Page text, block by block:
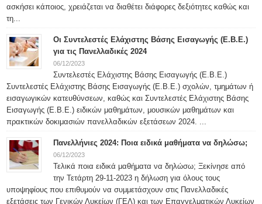
ασκήσει κάποιος, χρειάζεται να διαθέτει διάφορες δεξιότητες καθώς και
τη...
Οι Συντελεστές Ελάχιστης Βάσης Εισαγωγής (Ε.Β.Ε.)
για τις Πανελλαδικές 2024
06/12/2023
Συντελεστές Ελάχιστης Βάσης Εισαγωγής (Ε.Β.Ε.)
Συντελεστές Ελάχιστης Βάσης Εισαγωγής (Ε.Β.Ε.) σχολών, τμημάτων ή
εισαγωγικών κατευθύνσεων, καθώς και Συντελεστές Ελάχιστης Βάσης
Εισαγωγής (Ε.Β.Ε.) ειδικών μαθημάτων, μουσικών μαθημάτων και
πρακτικών δοκιμασιών πανελλαδικών εξετάσεων 2024. ...
Πανελλήνιες 2024: Ποια ειδικά μαθήματα να δηλώσω;
06/12/2023
Τελικά ποια ειδικά μαθήματα να δηλώσω; Ξεκίνησε από
την Τετάρτη 29-11-2023 η δήλωση για όλους τους
υποψηφίους που επιθυμούν να συμμετάσχουν στις Πανελλαδικές
εξετάσεις των Γενικών Λυκείων (ΓΕΛ) και των Επαγγελματικών Λυκείων